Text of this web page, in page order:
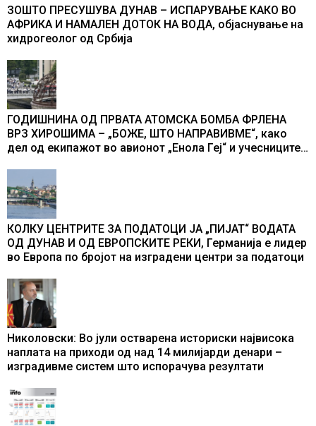
ЗОШТО ПРЕСУШУВА ДУНАВ – ИСПАРУВАЊЕ КАКО ВО
АФРИКА И НАМАЛЕН ДОТОК НА ВОДА, објаснување на
хидрогеолог од Србија
ГОДИШНИНА ОД ПРВАТА АТОМСКА БОМБА ФРЛЕНА
ВРЗ ХИРОШИМА – „БОЖЕ, ШТО НАПРАВИВМЕ“, како
дел од екипажот во авионот „Енола Геј“ и учесниците
промени текот на историјата
КОЛКУ ЦЕНТРИТЕ ЗА ПОДАТОЦИ ЈА „ПИЈАТ“ ВОДАТА
ОД ДУНАВ И ОД ЕВРОПСКИТЕ РЕКИ, Германија е лидер
во Европа по бројот на изградени центри за податоци
Николовски: Во јули остварена историски највисока
наплата на приходи од над 14 милијарди денари –
изградивме систем што испорачува резултати